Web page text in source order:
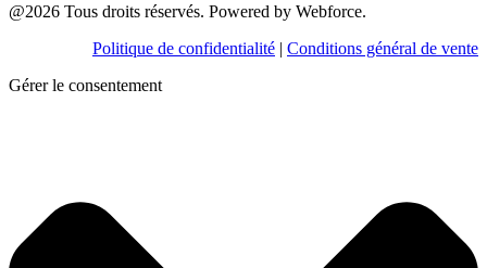
@2026 Tous droits réservés. Powered by Webforce.
Politique de confidentialité | Conditions général de vente
Gérer le consentement